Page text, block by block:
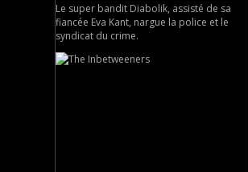
Le super bandit Diabolik, assisté de sa
fiancée Eva Kant, nargue la police et le
syndicat du crime.